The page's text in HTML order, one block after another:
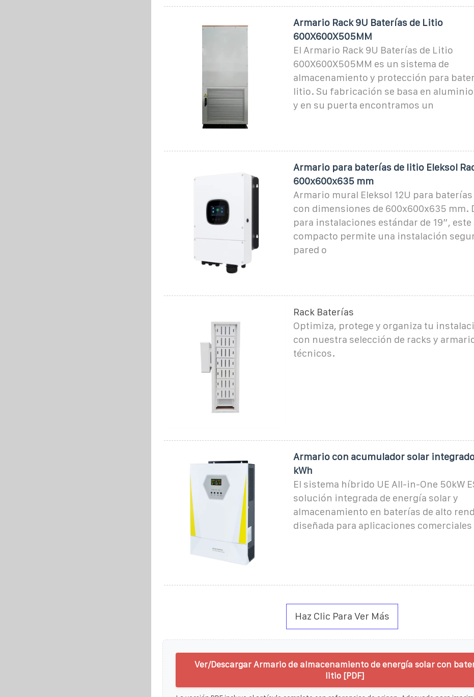
Armario Rack 9U Baterías de Litio
600X600X505MM
El Armario Rack 9U Baterías de Litio
600X600X505MM es un sistema de
almacenamiento y protección para
litio. Su fabricación se basa en
y en su puerta encontramos un
Armario para baterías de litio Eleksol
600x600x635 mm
Armario mural Eleksol 12U para
con dimensiones de 600x600x635 mm.
para instalaciones estándar de 19”,
compacto permite una instalación
pared o
Rack Baterías
Optimiza, protege y organiza tu
con nuestra selección de racks y
técnicos.
Armario con acumulador solar integrado
kWh
El sistema híbrido UE All-in-One 50kW
solución integrada de energía solar y
almacenamiento en baterías de alto
diseñada para aplicaciones comerciales
Haz Clic Para Ver Más
Ver/Descargar Armario de almacenamiento de energía solar con
litio [PDF]